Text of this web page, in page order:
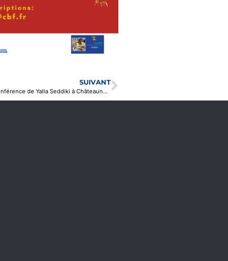
SUIVANT
Lounès Matoub, enracinement kabyle et universalité : une conférence de Yalla Seddiki à Châteauneuf-du-Faou